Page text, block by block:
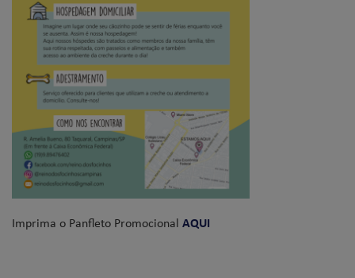
Imprima o Panfleto Promocional AQUI